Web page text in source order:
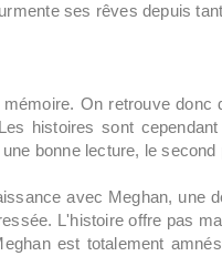
ses rêves depuis
On retrouve donc
histoires sont
bonne lecture, le
avec Meghan, une
L'histoire offre pas
est totalement